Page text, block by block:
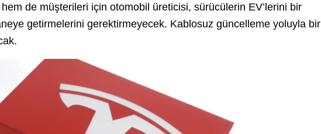
de müşterileri için otomobil üreticisi, sürücülerin EV’lerini bir
getirmelerini gerektirmeyecek. Kablosuz güncelleme yoluyla bir